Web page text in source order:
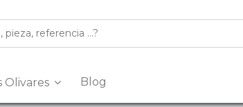
Olivares Blog